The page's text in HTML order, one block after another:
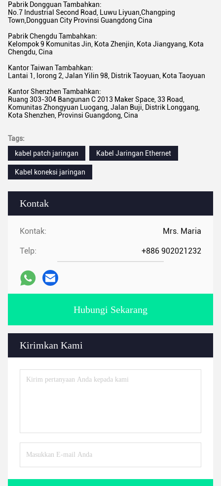
Kontak
Kontak: Mrs. Maria
Telp: +886 902021232
Hubungi Sekarang
Kirimkan Kami
Pabrik Dongguan Tambahkan:
No.7 Industrial Second Road, Luwu Liyuan,Changping
Town,Dongguan City Provinsi Guangdong Cina
Pabrik Chengdu Tambahkan:
Kelompok 9 Komunitas Jin, Kota Zhenjin, Kota Jiangyang, Kota
Chengdu, Cina
Kantor Taiwan Tambahkan:
Lantai 1, lorong 2, Jalan Yilin 98, Distrik Taoyuan, Kota Taoyuan
Kantor Shenzhen Tambahkan:
Ruang 303-304 Bangunan C 2013 Maker Space, 33 Road,
Komunitas Zhongyuan Luogang, Jalan Buji, Distrik Longgang,
Kota Shenzhen, Provinsi Guangdong, Cina
Tags:
kabel patch jaringan
Kabel Jaringan Ethernet
Kabel koneksi jaringan